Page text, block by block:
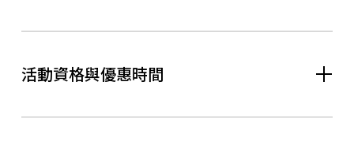
活動資格與優惠時間